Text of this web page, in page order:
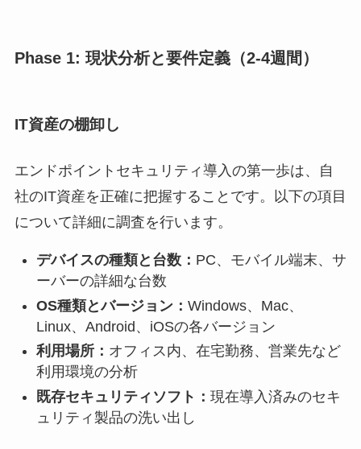
Phase 1: 現状分析と要件定義（2-4週間）
IT資産の棚卸し
エンドポイントセキュリティ導入の第一歩は、自
社のIT資産を正確に把握することです。以下の項目
について詳細に調査を行います。
デバイスの種類と台数： PC、モバイル端末、サ
ーバーの詳細な台数
OS種類とバージョン： Windows、Mac、
Linux、Android、iOSの各バージョン
利用場所： オフィス内、在宅勤務、営業先など
利用環境の分析
既存セキュリティソフト： 現在導入済みのセキ
ュリティ製品の洗い出し